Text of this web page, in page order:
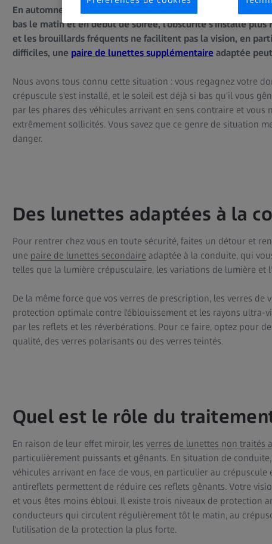
En automne et en hiver, les périodes de transition sont
bas le matin et en début de soirée, l'obscurité s'installe
et les brouillards fréquents ne facilitent pas la vision, en
difficiles, une paire de lunettes supplémentaire adaptée
Nous avons tous connu cette situation : vous regagnez votre
crépuscule s'est installé, et le soleil est déjà si bas qu'il vous
par les phares des véhicules arrivant en sens contraire et
extrêmement sollicités. Vous savez que ce genre de situation
danger.
Des lunettes adaptées à la
Pour rentrer chez vous en toute sécurité, faites un détour et
une paire de lunettes secondaire adaptée à la conduite, qui
telles que la lumière crépusculaire, les variations de lumière et
De la même force que vos verres de prescription, les verres
protection optimale contre l'éblouissement et les rayons ultra-
par les reflets et les réverbérations. Pour ce faire, optez pour
qualité, des verres polarisants ou des verres teintés.
Quel est le rôle du
En raison de leur effet miroir, les verres de lunettes non traités
particulièrement puissants et gênants. En situation de
véhicules arrivant en face de vous, en particulier au
antireflets permettent de réduire ces reflets gênants. Votre
et vous êtes moins ébloui. Il existe trois niveaux de protection
conducteurs qui circulent régulièrement tôt le matin, au
l'utilisation de la protection la plus forte.